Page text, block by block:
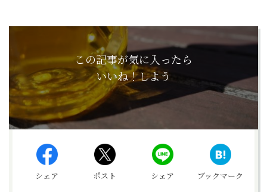
この記事が気に入ったら
いいね！しよう
シェア ポスト シェア ブックマーク